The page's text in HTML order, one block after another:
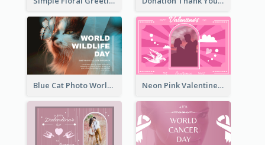
Blue Cat Photo World Wildlife Day Greeting Card Neon Pink Valentine Greeting Card Design Ideas